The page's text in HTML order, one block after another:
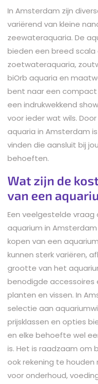
In Amsterdam zijn
variërend van kleine
zeewateraquaria. De
bieden een breed
zoetwateraquaria,
biOrb aquaria en
bent naar een
een indrukwekkend
voor ieder wat wils.
aquaria in Amsterdam
vinden die aansluit bij
behoeften.
Wat zijn de
van een
Een veelgestelde
aquarium in
kopen van een
kunnen sterk variëren,
grootte van het
benodigde accessoires
planten en vissen. In
selectie aan
prijsklassen en opties
en elke behoefte wel
is. Het is raadzaam om
ook rekening te
voor onderhoud,